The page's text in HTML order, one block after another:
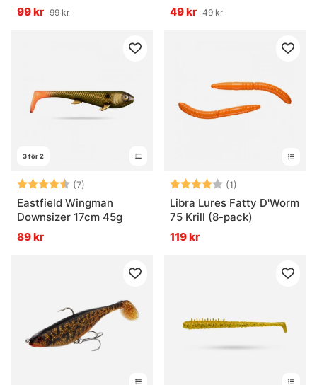
99 kr 99 kr
49 kr 49 kr
3 för 2
Betyg: (7)
4.4 utav 5 stjärnor
Eastfield Wingman
Downsizer 17cm 45g
89 kr
Betyg: (1)
Libra Lures Fatty D'Worm
75 Krill (8-pack)
119 kr